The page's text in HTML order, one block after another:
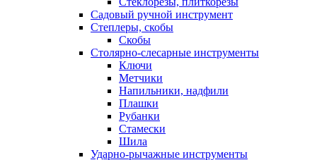
Садовый ручной инструмент
Степлеры, скобы
Скобы
Столярно-слесарные инструменты
Ключи
Метчики
Напильники, надфили
Плашки
Рубанки
Стамески
Шила
Ударно-рычажные инструменты